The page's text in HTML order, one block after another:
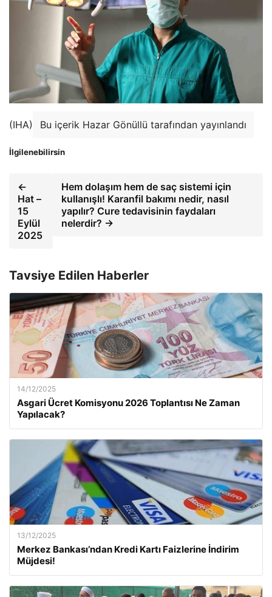
(IHA) Bu içerik Hazar Gönüllü tarafından yayınlandı
İlgilenebilirsin
←
Hat –
15
Eylül
2025
Hem dolaşım hem de saç sistemi için
kullanışlı! Karanfil bakımı nedir, nasıl
yapılır? Cure tedavisinin faydaları
nelerdir? →
Tavsiye Edilen Haberler
14/12/2025
Asgari Ücret Komisyonu 2026 Toplantısı Ne Zaman
Yapılacak?
13/12/2025
Merkez Bankası’ndan Kredi Kartı Faizlerine İndirim
Müjdesi!